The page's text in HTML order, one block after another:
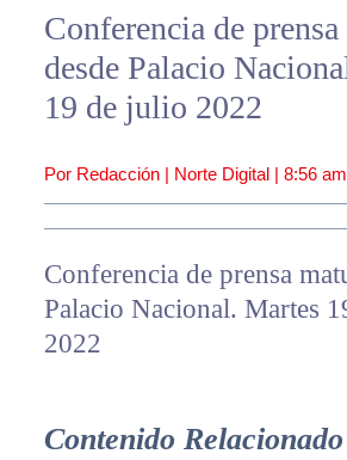
Conferencia de
desde Palacio
19 de julio 2022
Por Redacción | Norte Digital | 8:56 am
Conferencia de prensa
Palacio Nacional. Martes
2022
Contenido Relacionado